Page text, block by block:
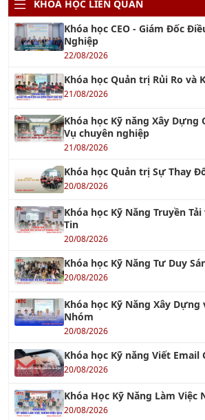
KHÓA HỌC LIÊN QUAN
Khóa học CEO - Giám Đốc
Nghiệp
22/08/2026
Khóa học Quản trị Rủi Ro và
21/08/2026
Khóa học Kỹ năng Xây Dựng
Vụ chuyên nghiệp
21/08/2026
Khóa học Quản trị Sự Thay
20/08/2026
Khóa học Kỹ Năng Truyền
Tin
20/08/2026
Khóa học Kỹ Năng Tư Duy
20/08/2026
Khóa học Kỹ Năng Xây
Nhóm
20/08/2026
Khóa học Kỹ năng Viết Email
20/08/2026
Khóa Học Kỹ Năng Làm Việc
20/08/2026